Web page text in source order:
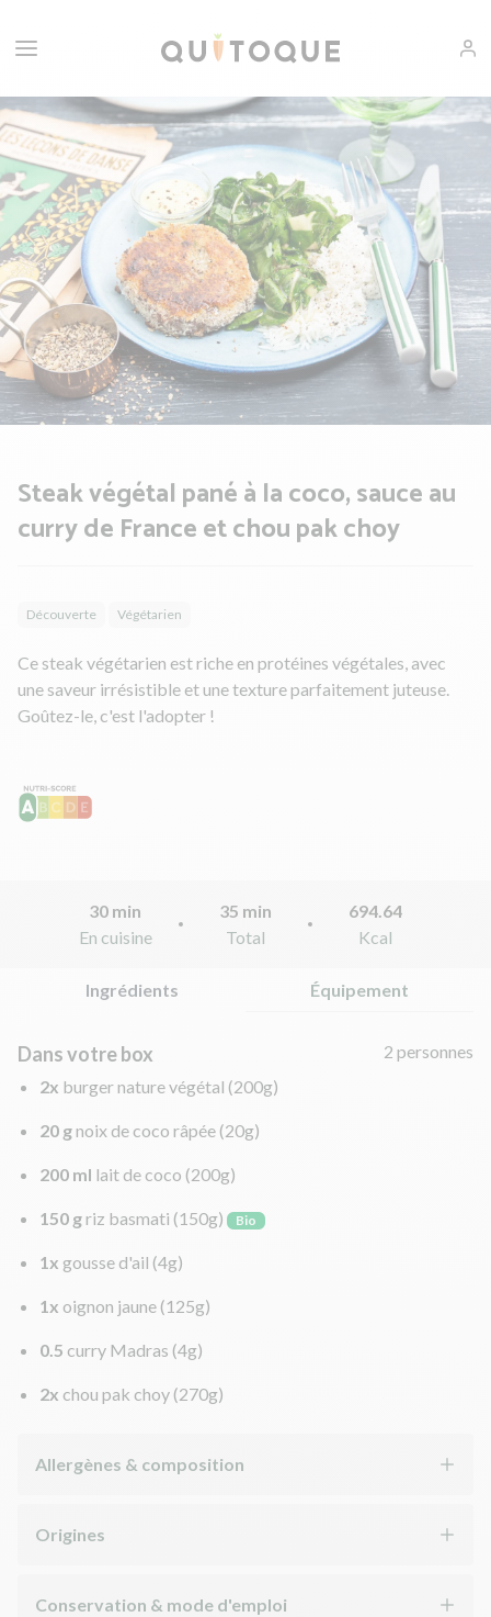
Steak végétal pané à la coco, sauce au
curry de France et chou pak choy
Découverte Végétarien
Ce steak végétarien est riche en protéines végétales, avec
une saveur irrésistible et une texture parfaitement juteuse.
Goûtez-le, c'est l'adopter !
30 min
En cuisine
35 min
Total
694.64
Kcal
Ingrédients Équipement
Dans votre box
2 personnes
2x burger nature végétal (200g)
20 gnoix de coco râpée (20g)
200 ml lait de coco (200g)
150 griz basmati (150g) Bio
1x gousse d'ail (4g)
1x oignon jaune (125g)
0.5 curry Madras (4g)
2x chou pak choy (270g)
Allergènes & composition
Origines
Conservation & mode d'emploi